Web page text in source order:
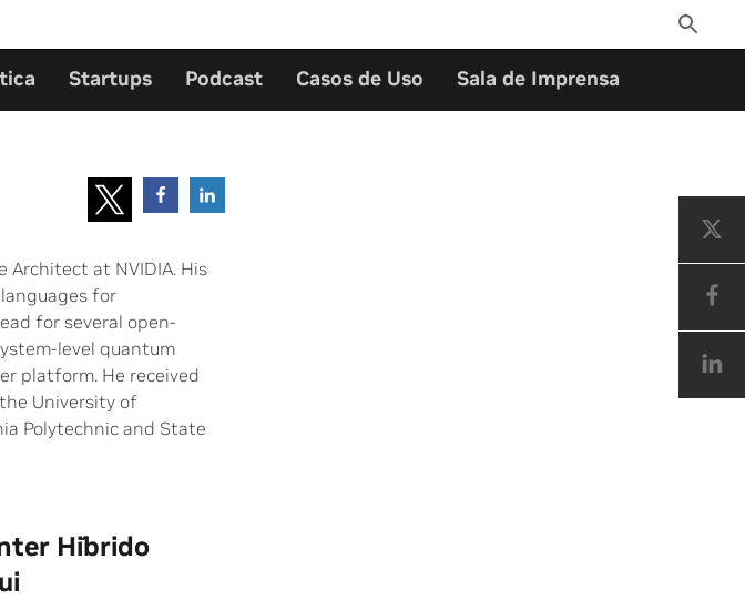
Toggle
Search
Startups Podcast Casos de Uso Sala de Imprensa
Architect at NVIDIA. His
for
for several open-
level quantum
platform. He received
University of
Polytechnic and State
Híbrido